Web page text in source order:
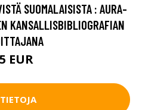
SUOMALAISISTA : AURA-
KANSALLISBIBLIOGRAFIAN
EUR